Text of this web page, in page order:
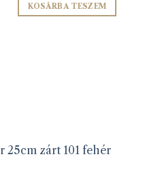
KOSÁRBA TESZEM
25cm zárt 101 fehér